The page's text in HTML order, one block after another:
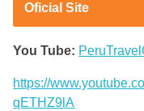
Oficial Site
You Tube:
https://
qETHZ9lA